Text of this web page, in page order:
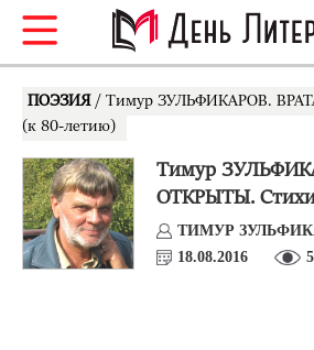
ПОЭЗИЯ / Тимур ЗУЛЬФИКАРОВ.
(к 80-летию)
Тимур
ОТКРЫТЫ.
ТИМУР
18.08.2016